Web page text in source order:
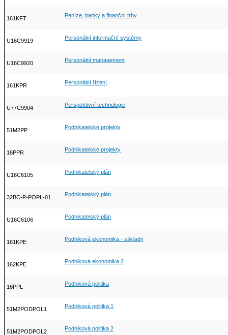
161KFT Peníze, banky a finanční trhy
U16C9919 Personální informační systémy
U16C9920 Personální management
161KPR Personální řízení
U77C9904 Perspektivní technologie
51M2PP Podnikatelské projekty
16PPR Podnikatelské projekty
U16C6105 Podnikatelský plán
32BC-P-POPL-01 Podnikatelský plán
U16C6106 Podnikatelský plán
161KPE Podniková ekonomika - základy
162KPE Podniková ekonomika 2
16PPL Podniková politika
51M2PODPOL1 Podniková politika 1
51M2PODPOL2 Podniková politika 2